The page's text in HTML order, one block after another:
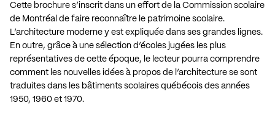
Cette brochure s’inscrit dans un effort de la Commission scolaire
de Montréal de faire reconnaître le pa­trimoine scolaire.
L’architecture moderne y est expliquée dans ses grandes lignes.
En outre, grâce à une sélection d’écoles jugées les plus
représentatives de cette époque, le lecteur pourra comprendre
comment les nouvelles idées à propos de l’architecture se sont
traduites dans les bâtiments scolaires québécois des années
1950, 1960 et 1970.